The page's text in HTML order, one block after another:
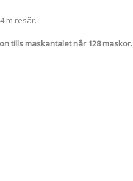
m resår.
tills maskantalet når 128 maskor.